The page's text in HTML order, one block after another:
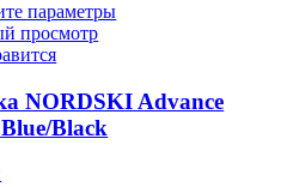
параметры
просмотр
NORDSKI Advance
Black